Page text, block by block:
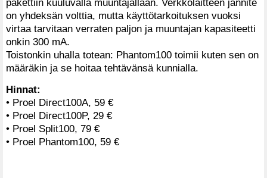
on yhdeksän volttia, mutta käyttötarkoituksen vuoksi
virtaa tarvitaan verraten paljon ja muuntajan kapasiteetti
onkin 300 mA.
Toistonkin uhalla totean: Phantom100 toimii kuten sen on
määräkin ja se hoitaa tehtävänsä kunnialla.
Hinnat:
• Proel Direct100A, 59 €
• Proel Direct100P, 29 €
• Proel Split100, 79 €
• Proel Phantom100, 59 €